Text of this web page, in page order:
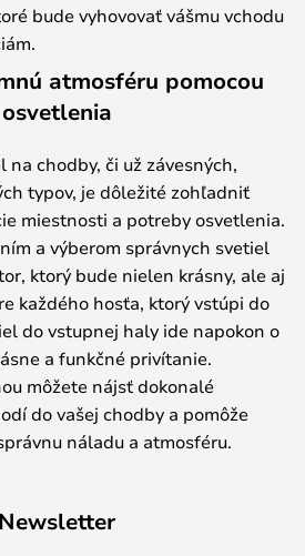
bude vyhovovať vášmu vchodu
atmosféru pomocou
osvetlenia
chodby, či už závesných,
typov, je dôležité zohľadniť
miestnosti a potreby osvetlenia.
a výberom správnych svetiel
ktorý bude nielen krásny, ale aj
každého hosťa, ktorý vstúpi do
do vstupnej haly ide napokon o
a funkčné privítanie.
môžete nájsť dokonalé
do vašej chodby a pomôže
náladu a atmosféru.
Newsletter